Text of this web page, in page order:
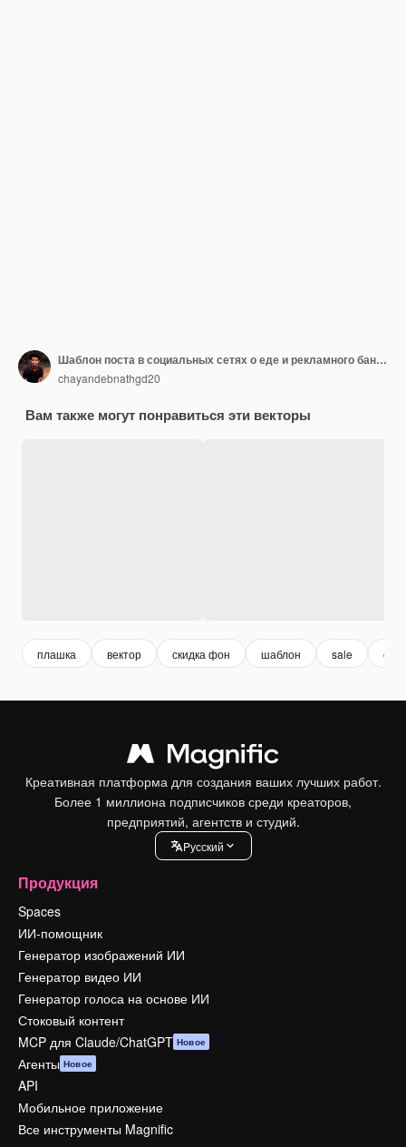
Шаблон поста в социальных сетях о еде и рекламного баннера.
chayandebnathgd20
Вам также могут понравиться эти векторы
плашка вектор скидка фон шаблон sale
Креативная платформа для создания ваших лучших работ.
Более 1 миллиона подписчиков среди креаторов,
предприятий, агентств и студий.
Pусский
Продукция
Spaces
ИИ-помощник
Генератор изображений ИИ
Генератор видео ИИ
Генератор голоса на основе ИИ
Стоковый контент
MCP для Claude/ChatGPT Новое
Агенты Новое
API
Мобильное приложение
Все инструменты Magnific